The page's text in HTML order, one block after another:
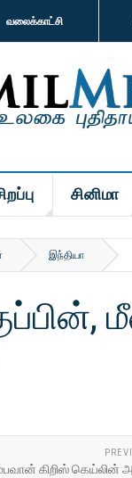
வலைக்காட்சி
சினிமா
இந்தியா
கிறிஸ் கெய்லின்